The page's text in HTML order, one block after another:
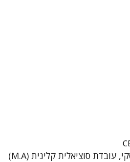
שמי אביטל וובר קטקובסקי, עובדת סוציאלית קלינית (M.A)